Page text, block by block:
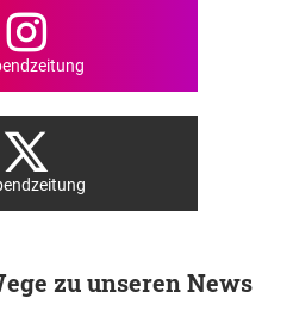
zu unseren News